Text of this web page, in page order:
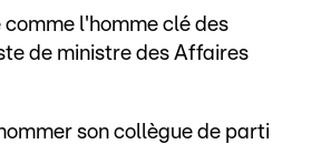
comme l'homme clé des
de ministre des Affaires
son collègue de parti